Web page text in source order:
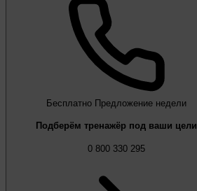
Бесплатно Предложение недели
Подберём тренажёр под ваши цели
0 800 330 295